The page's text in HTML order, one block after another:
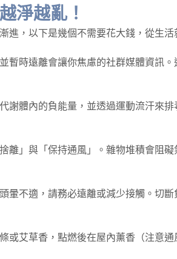
淨越亂！
，以下是幾個不需要花大錢，從生活
暫時遠離會讓你焦慮的社群媒體資訊
謝體內的負能量，並透過運動流汗來
」與「保持通風」。雜物堆積會阻
暈不適，請務必遠離或減少接觸。切
或艾草香，點燃後在屋內薰香（注意